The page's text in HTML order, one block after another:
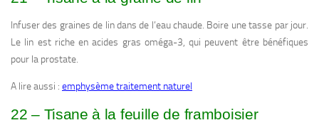
Infuser des graines de lin dans de l’eau chaude. Boire une tasse par jour.
Le lin est riche en acides gras oméga-3, qui peuvent être bénéfiques
pour la prostate.
A lire aussi : emphysème traitement naturel
22 – Tisane à la feuille de framboisier